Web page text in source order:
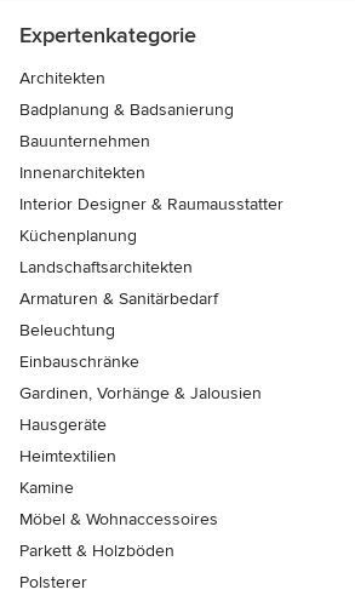
Expertenkategorie
Architekten
Badplanung & Badsanierung
Bauunternehmen
Innenarchitekten
Interior Designer & Raumausstatter
Küchenplanung
Landschaftsarchitekten
Armaturen & Sanitärbedarf
Beleuchtung
Einbauschränke
Gardinen, Vorhänge & Jalousien
Hausgeräte
Heimtextilien
Kamine
Möbel & Wohnaccessoires
Parkett & Holzböden
Polsterer